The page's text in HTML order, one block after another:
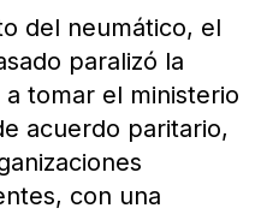
del neumático, el
paralizó la
tomar el ministerio
acuerdo paritario,
con una